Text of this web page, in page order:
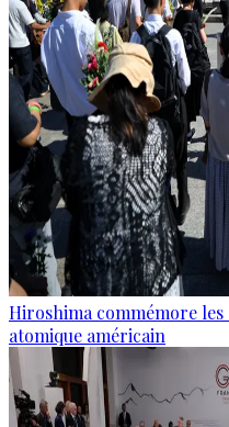
Hiroshima commémore
atomique américain